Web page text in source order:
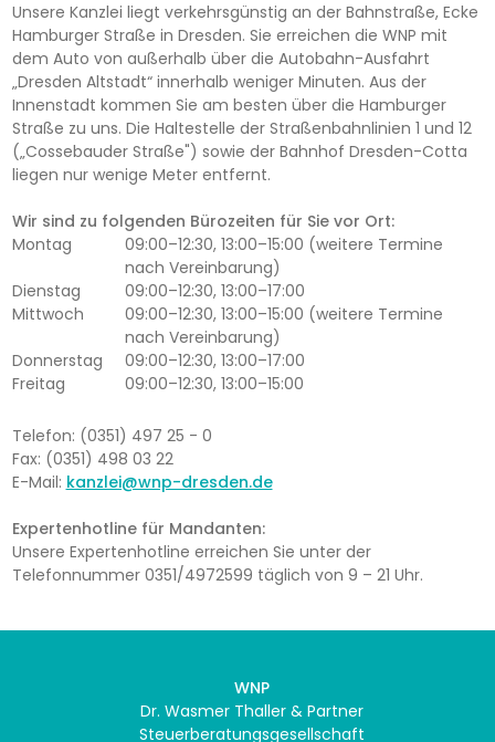
Unsere Kanzlei liegt verkehrsgünstig an der Bahnstraße, Ecke
Hamburger Straße in Dresden. Sie erreichen die WNP mit
dem Auto von außerhalb über die Autobahn-Ausfahrt
„Dresden Altstadt“ innerhalb weniger Minuten. Aus der
Innenstadt kommen Sie am besten über die Hamburger
Straße zu uns. Die Haltestelle der Straßenbahnlinien 1 und 12
(„Cossebauder Straße") sowie der Bahnhof Dresden-Cotta
liegen nur wenige Meter entfernt.
Wir sind zu folgenden Bürozeiten für Sie vor Ort:
Montag
09:00–12:30, 13:00–15:00 (weitere Termine
nach Vereinbarung)
Dienstag
09:00–12:30, 13:00–17:00
Mittwoch
09:00–12:30, 13:00–15:00 (weitere Termine
nach Vereinbarung)
Donnerstag
09:00–12:30, 13:00–17:00
Freitag
09:00–12:30, 13:00–15:00
Telefon: (0351) 497 25 - 0
Fax: (0351) 498 03 22
E-Mail: kanzlei@wnp-dresden.de
Expertenhotline für Mandanten:
Unsere Expertenhotline erreichen Sie unter der
Telefonnummer 0351/4972599 täglich von 9 – 21 Uhr.
WNP
Dr. Wasmer Thaller & Partner
Steuerberatungsgesellschaft